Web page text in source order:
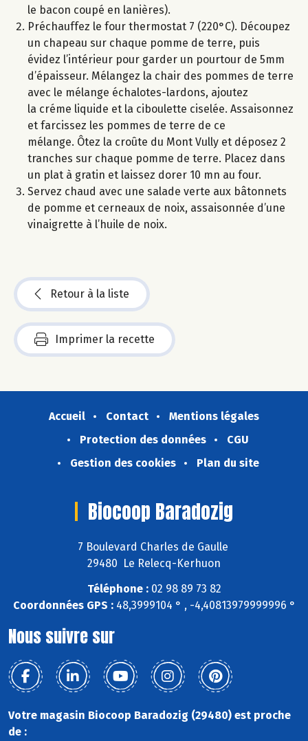
le bacon coupé en lanières).
Préchauffez le four thermostat 7 (220°C). Découpez
un chapeau sur chaque pomme de terre, puis
évidez l’intérieur pour garder un pourtour de 5mm
d’épaisseur. Mélangez la chair des pommes de terre
avec le mélange échalotes-lardons, ajoutez
la créme liquide et la ciboulette ciselée. Assaisonnez
et farcissez les pommes de terre de ce
mélange. Ôtez la croûte du Mont Vully et déposez 2
tranches sur chaque pomme de terre. Placez dans
un plat à gratin et laissez dorer 10 mn au four.
Servez chaud avec une salade verte aux bâtonnets
de pomme et cerneaux de noix, assaisonnée d’une
vinaigrette à l’huile de noix.
Retour à la liste
Imprimer la recette
Accueil Contact
Mentions légales
Protection des données
CGU
Gestion des cookies
Plan du site
Biocoop Baradozig
7 Boulevard Charles de Gaulle
29480 Le Relecq-Kerhuon
Téléphone :02 98 89 73 82
Coordonnées GPS :48,3999104 ° , -4,40813979999996 °
Nous suivre sur
Votre magasin Biocoop Baradozig (29480) est proche
de :